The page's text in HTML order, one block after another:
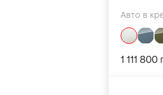
Авто в
1 111 800